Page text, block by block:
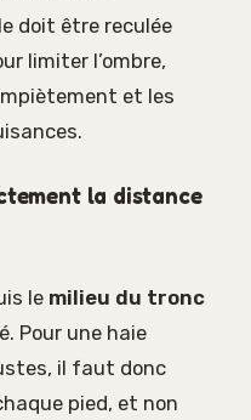
doit être reculée
limiter l’ombre,
et les
la distance
le milieu du tronc
Pour une haie
il faut donc
pied, et non